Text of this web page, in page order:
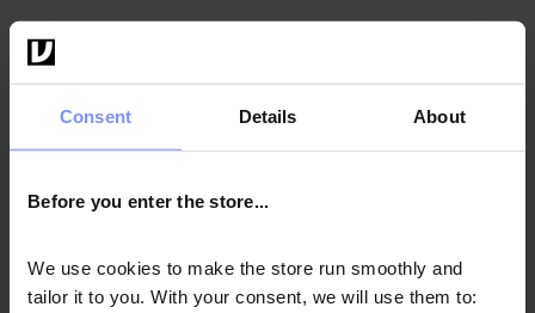
Consent Details About
Before you enter the store...
We use cookies to make the store run smoothly and
tailor it to you. With your consent, we will use them to:
Istruzioni per l'uso
Parametri